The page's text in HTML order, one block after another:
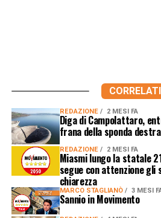
CORRELATI
REDAZIONE 2 MESI FA
Diga di Campolattaro,
frana della sponda
REDAZIONE 2 MESI FA
Miasmi lungo la statale
segue con attenzione gli
chiarezza
MARCO STAGLIANÒ 3 MESI
Sannio in Movimento